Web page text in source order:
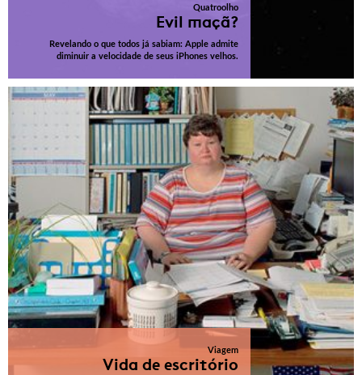
Quatroolho
Evil maçã?
Revelando o que todos já sabiam: Apple admite
diminuir a velocidade de seus iPhones velhos.
Viagem
Vida de escritório